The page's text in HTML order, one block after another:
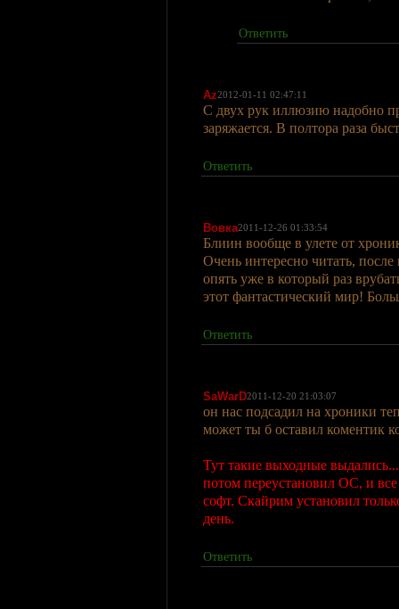
Ответить
Az2012-01-11 02:47:11
С двух рук иллюзию надобно
заряжается. В полтора раза
Ответить
Вовка2011-12-26 01:33:54
Блиин вообще в улете от
Очень интересно читать, после
опять уже в который раз
этот фантастический мир!
Ответить
SaWarD2011-12-20 21:03:07
он нас подсадил на хроники
может ты б оставил коментик
Тут такие выходные
потом переустановил ОС, и все
софт. Скайрим установил
день.
Ответить